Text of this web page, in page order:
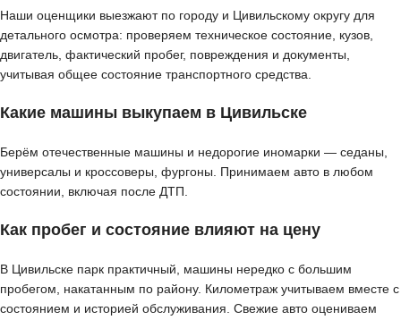
Наши оценщики выезжают по городу и Цивильскому округу для
детального осмотра: проверяем техническое состояние, кузов,
двигатель, фактический пробег, повреждения и документы,
учитывая общее состояние транспортного средства.
Какие машины выкупаем в Цивильске
Берём отечественные машины и недорогие иномарки — седаны,
универсалы и кроссоверы, фургоны. Принимаем авто в любом
состоянии, включая после ДТП.
Как пробег и состояние влияют на цену
В Цивильске парк практичный, машины нередко с большим
пробегом, накатанным по району. Километраж учитываем вместе с
состоянием и историей обслуживания. Свежие авто оцениваем